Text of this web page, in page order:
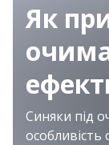
Як
Синяки під
особливість